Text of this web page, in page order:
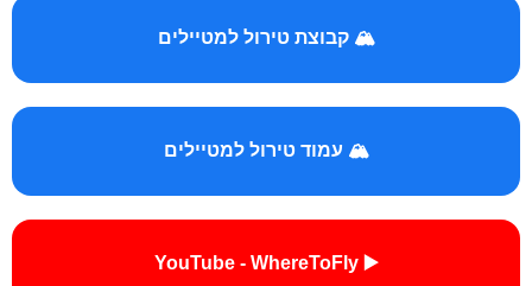
🏔️ קבוצת טירול למטיילים
🏔️ עמוד טירול למטיילים
▶️ YouTube - WhereToFly